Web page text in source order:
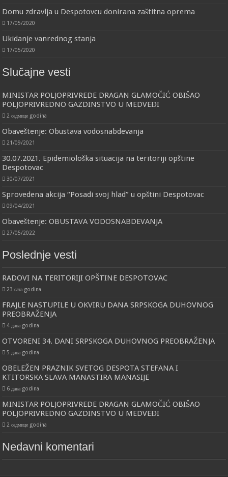
Domu zdravlja u Despotovcu donirana zaštitna oprema
17/05/2020
Ukidanje vanrednog stanja
17/05/2020
Slučajne vesti
MINISTAR POLJOPRIVREDE DRAGAN GLAMOČIĆ OBIŠAO
POLJOPRIVREDNO GAZDINSTVO U MEDVEĐI
2 седмице godina
Obaveštenje: Obustava vodosnabdevanja
21/09/2021
30.07.2021. Epidemiološka situacija na teritoriji opštine
Despotovac
30/07/2021
Sprovedena akcija “Posadi svoj hlad” u opštini Despotovac
09/04/2021
Obaveštenje: OBUSTAVA VODOSNABDEVANJA
27/05/2022
Poslednje vesti
RADOVI NA TERITORIJI OPŠTINE DESPOTOVAC
23 сата godina
FRAJLE NASTUPILE U OKVIRU DANA SRPSKOGA DUHOVNOG
PREOBRAŽENJA
4 дана godina
OTVORENI 34. DANI SRPSKOGA DUHOVNOG PREOBRAŽENJA
5 дана godina
OBELEŽEN PRAZNIK SVETOG DESPOTA STEFANA I
KTITORSKA SLAVA MANASTIRA MANASIJE
6 дана godina
MINISTAR POLJOPRIVREDE DRAGAN GLAMOČIĆ OBIŠAO
POLJOPRIVREDNO GAZDINSTVO U MEDVEĐI
2 седмице godina
Nedavni komentari